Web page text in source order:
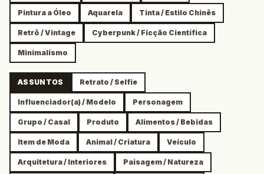
Pintura a Óleo Aquarela Tinta / Estilo Chinês
Retrô / Vintage Cyberpunk / Ficção Científica
Minimalismo
ASSUNTOS Retrato / Selfie
Influenciador(a) / Modelo Personagem
Grupo / Casal Produto Alimentos / Bebidas
Item de Moda Animal / Criatura Veículo
Arquitetura / Interiores Paisagem / Natureza